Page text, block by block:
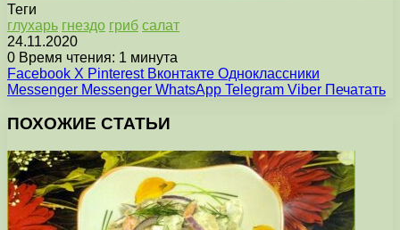
Теги
глухарь гнездо гриб салат
24.11.2020
0 Время чтения: 1 минута
Facebook X Pinterest Вконтакте Одноклассники
Messenger Messenger WhatsApp Telegram Viber Печатать
ПОХОЖИЕ СТАТЬИ